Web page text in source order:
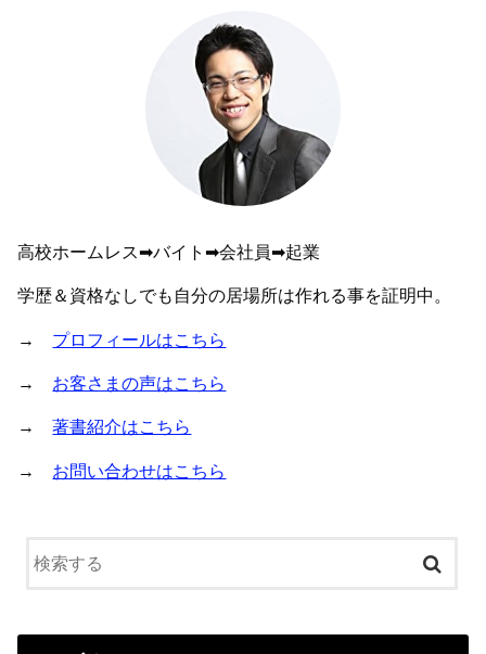
高校ホームレス➡︎バイト➡︎会社員➡︎起業
学歴＆資格なしでも自分の居場所は作れる事を証明中。
→ プロフィールはこちら
→ お客さまの声はこちら
→著書紹介はこちら
→ お問い合わせはこちら